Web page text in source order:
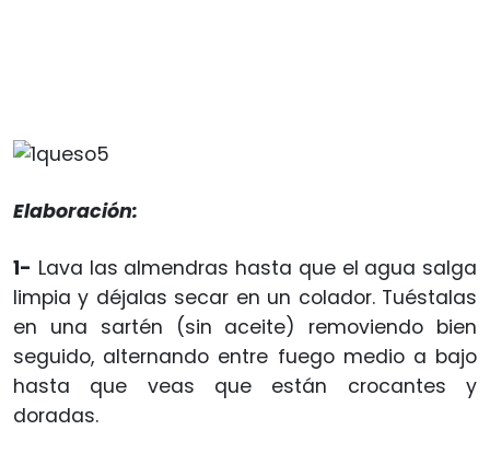
Elaboración:
1- Lava las almendras hasta que el agua salga
limpia y déjalas secar en un colador. Tuéstalas
en una sartén (sin aceite) removiendo bien
seguido, alternando entre fuego medio a bajo
hasta que veas que están crocantes y
doradas.